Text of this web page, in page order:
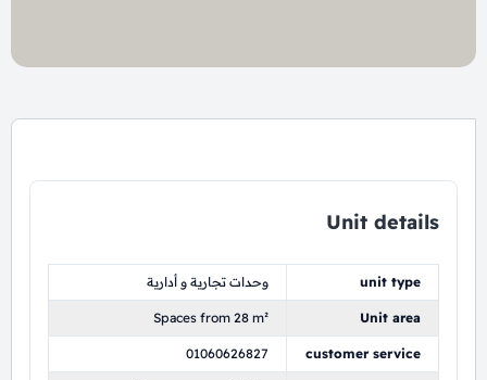
Unit details
unit type وحدات تجارية و أدارية
Unit area
Spaces from 28 m²
customer service
01060626827